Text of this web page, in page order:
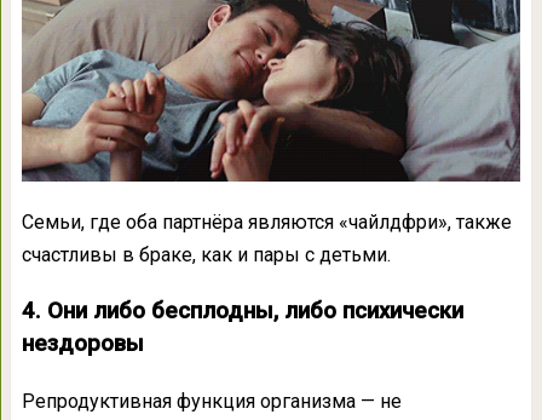
Семьи, где оба партнёра являются «чайлдфри», также
счастливы в браке, как и пары с детьми.
4. Они либо бесплодны, либо психически
нездоровы
Репродуктивная функция организма — не